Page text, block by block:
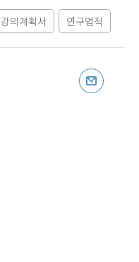
강의계획서 연구업적